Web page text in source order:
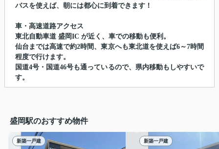
バスを使えば、朝には都心に到着できます！
車・高速道路アクセス
東北自動車道 盛岡IC が近く、車での移動も便利。
仙台までは高速で約2時間、東京へも東北道を使えば6～7時間
程度で行けます。
国道4号・国道46号も通っているので、県内移動もしやすいで
す。
盛岡駅のおすすめ物件
新築一戸建 新築一戸建